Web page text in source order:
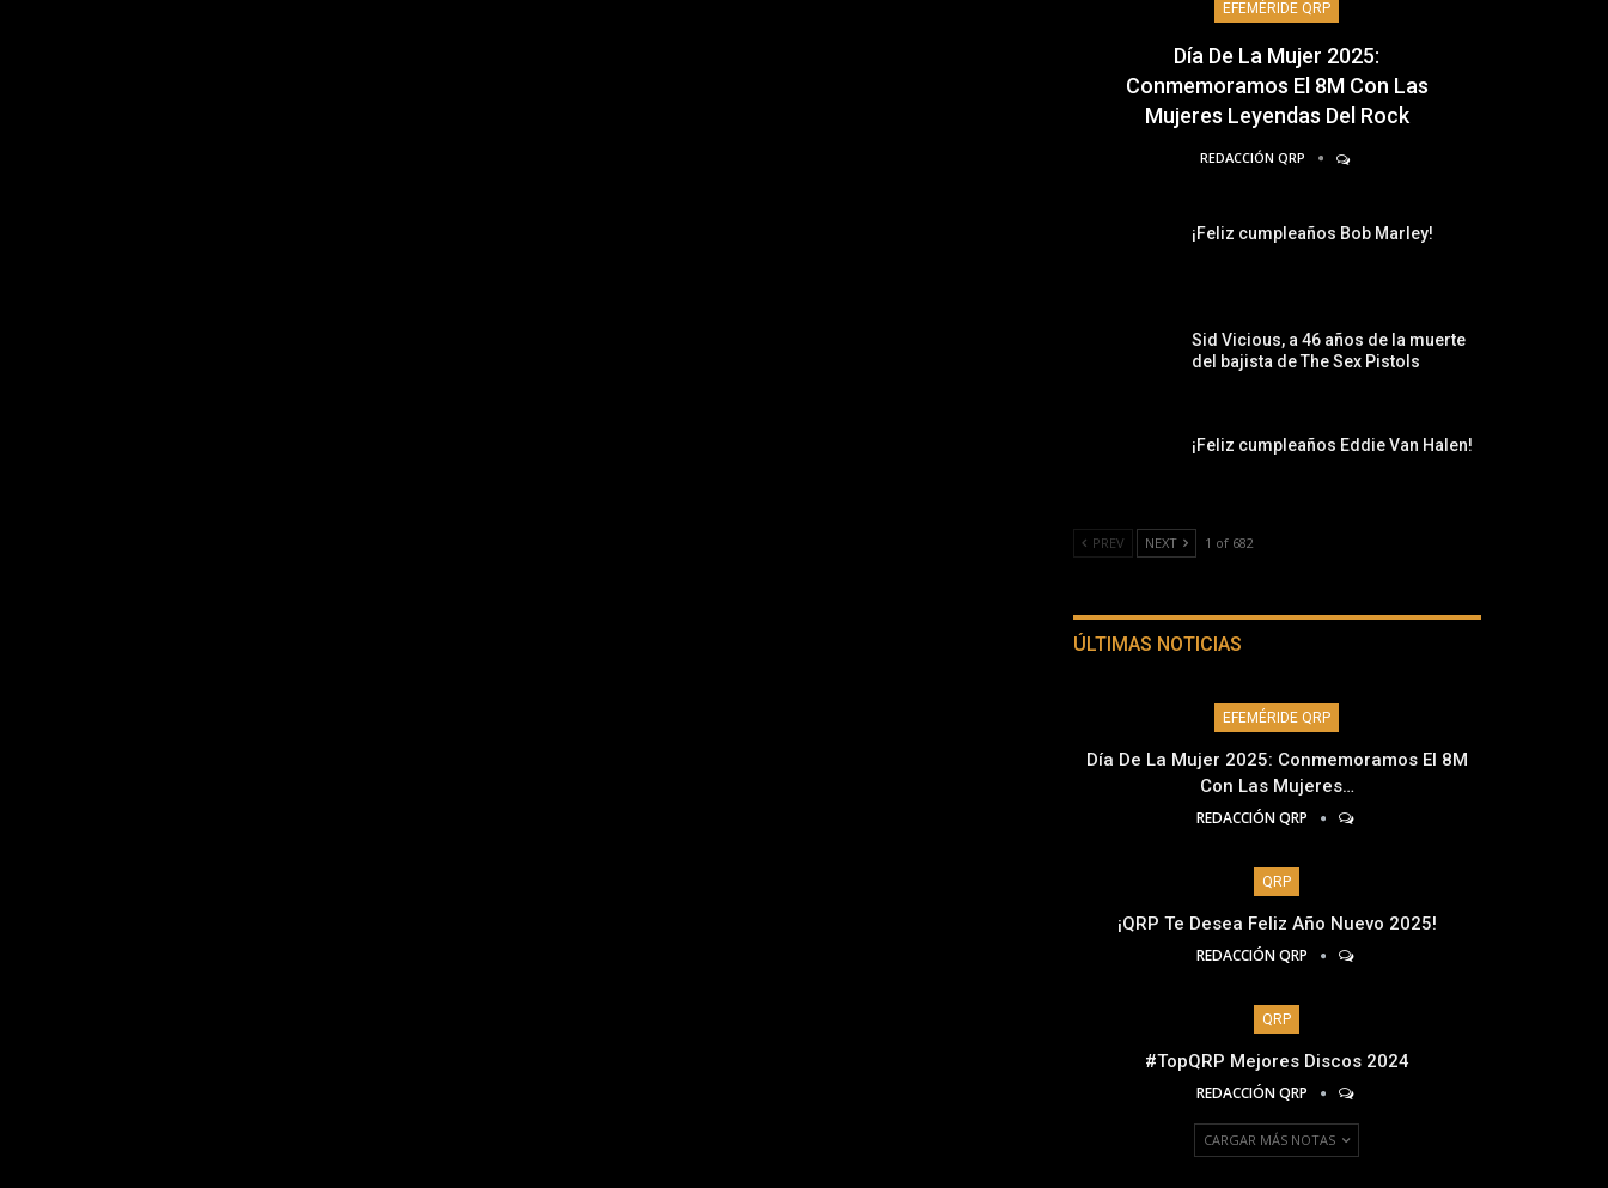
EFEMÉRIDE QRP
Día De La Mujer 2025:
Conmemoramos El 8M Con Las
Mujeres Leyendas Del Rock
REDACCIÓN QRP
¡Feliz cumpleaños Bob Marley!
Sid Vicious, a 46 años de la muerte
del bajista de The Sex Pistols
¡Feliz cumpleaños Eddie Van Halen!
PREV NEXT 1 of 682
ÚLTIMAS NOTICIAS
EFEMÉRIDE QRP
Día De La Mujer 2025: Conmemoramos El 8M
Con Las Mujeres…
REDACCIÓN QRP
QRP
¡QRP Te Desea Feliz Año Nuevo 2025!
REDACCIÓN QRP
QRP
#TopQRP Mejores Discos 2024
REDACCIÓN QRP
CARGAR MÁS NOTAS